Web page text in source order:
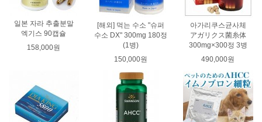
일본 자라 추출분말
엑기스 90캡슐
158,000원
[해외] 먹는 수소 "슈퍼
수소 DX" 300mg 180정
(1병)
150,000원
아가리쿠스균사체
アガリクス菌糸体
300mg×300정 3병
490,000원